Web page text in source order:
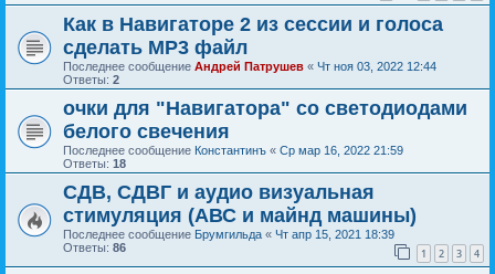
Как в Навигаторе 2 из сессии и голоса
сделать МР3 файл
Последнее сообщение Андрей Патрушев « Чт ноя 03, 2022 12:44
Ответы: 2
очки для "Навигатора" со светодиодами
белого свечения
Последнее сообщение Константинъ « Ср мар 16, 2022 21:59
Ответы: 18
СДВ, СДВГ и аудио визуальная
стимуляция (АВС и майнд машины)
Последнее сообщение Брумгильда « Чт апр 15, 2021 18:39
Ответы: 86 1 2 3 4